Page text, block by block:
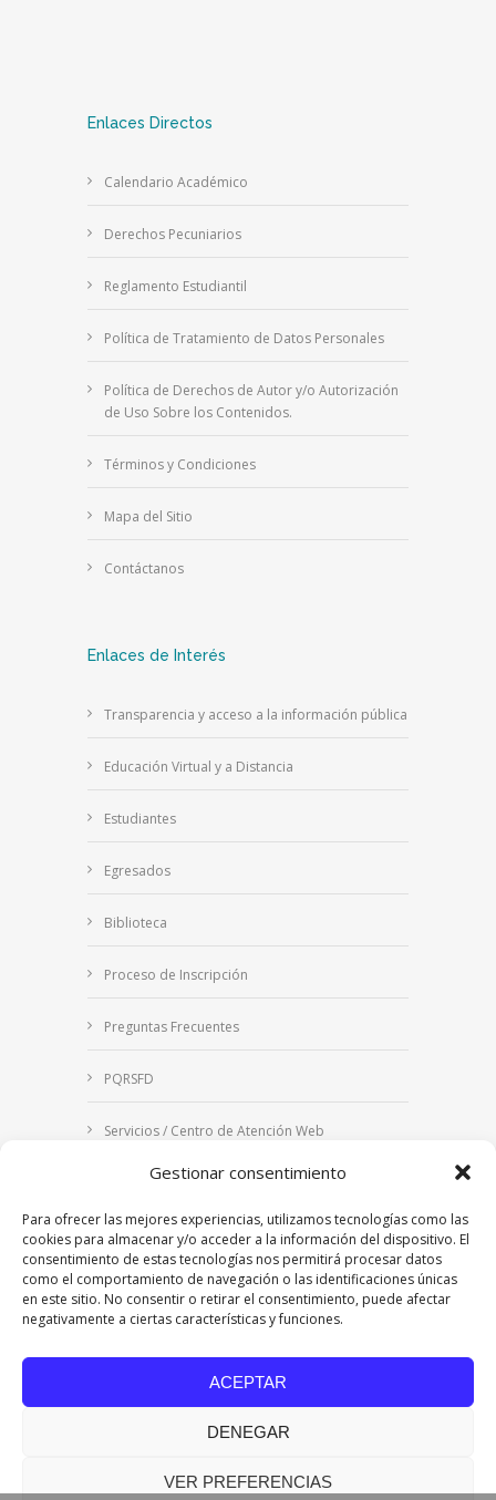
Gestionar consentimiento
Para ofrecer las mejores experiencias, utilizamos tecnologías como las
cookies para almacenar y/o acceder a la información del dispositivo. El
consentimiento de estas tecnologías nos permitirá procesar datos
como el comportamiento de navegación o las identificaciones únicas
en este sitio. No consentir o retirar el consentimiento, puede afectar
negativamente a ciertas características y funciones.
ACEPTAR
DENEGAR
VER PREFERENCIAS
Enlaces Directos
Calendario Académico
Derechos Pecuniarios
Reglamento Estudiantil
Política de Tratamiento de Datos Personales
Política de Derechos de Autor y/o Autorización
de Uso Sobre los Contenidos.
Términos y Condiciones
Mapa del Sitio
Contáctanos
Enlaces de Interés
Transparencia y acceso a la información pública
Educación Virtual y a Distancia
Estudiantes
Egresados
Biblioteca
Proceso de Inscripción
Preguntas Frecuentes
PQRSFD
Servicios / Centro de Atención Web
Correo Institucional
Notificaciones judiciales
| Personería Jurídica Resolución
7542 de mayo de 1982
Acreditación Institucional en Alta Calidad
Ministerio de Educación Nacional.